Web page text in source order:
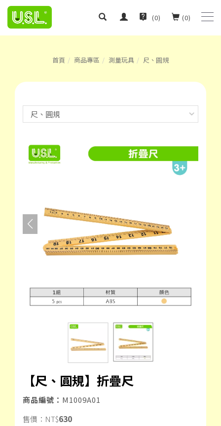
(0)
(0)
首頁 商品專區 測量玩具 尺、圓規
【尺、圓規】折疊尺
商品編號： M1009A01
售價： NT$630